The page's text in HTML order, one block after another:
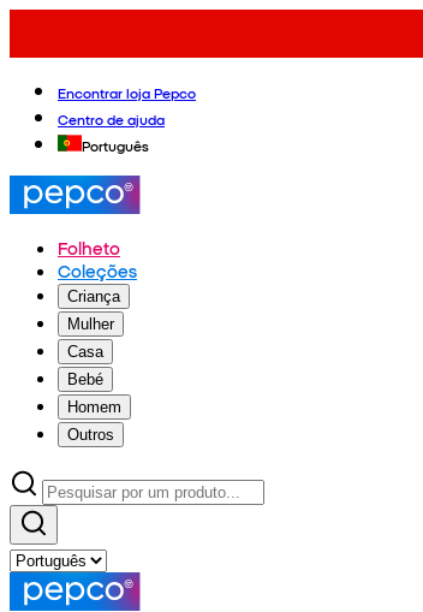
Encontrar loja Pepco
Centro de ajuda
Português
Folheto
Coleções
Criança
Mulher
Casa
Bebé
Homem
Outros